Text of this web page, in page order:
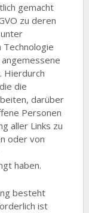
gemacht
zu deren
Hierdurch
die
darüber
Personen
aller Links zu
oder von
haben.
besteht
ist